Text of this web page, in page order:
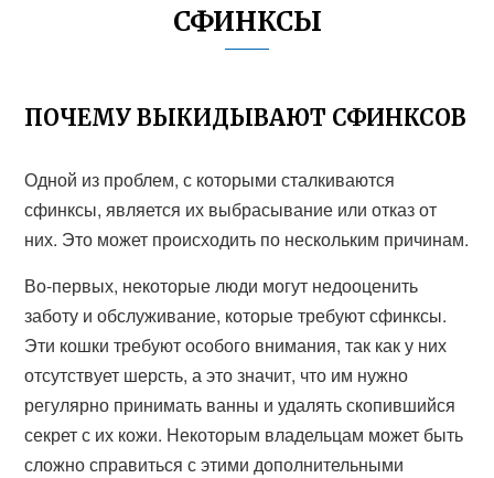
СФИНКСЫ
ПОЧЕМУ ВЫКИДЫВАЮТ СФИНКСОВ
Одной из проблем, с которыми сталкиваются
сфинксы, является их выбрасывание или отказ от
них. Это может происходить по нескольким причинам.
Во-первых, некоторые люди могут недооценить
заботу и обслуживание, которые требуют сфинксы.
Эти кошки требуют особого внимания, так как у них
отсутствует шерсть, а это значит, что им нужно
регулярно принимать ванны и удалять скопившийся
секрет с их кожи. Некоторым владельцам может быть
сложно справиться с этими дополнительными